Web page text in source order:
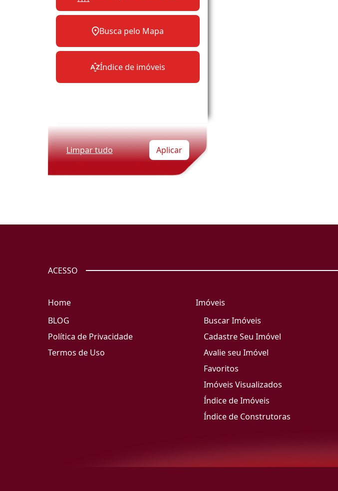
Busca pelo Mapa
Índice de imóveis
Limpar tudo Aplicar
ACESSO
Home
BLOG
Política de Privacidade
Termos de Uso
Imóveis
Buscar Imóveis
Cadastre Seu Imóvel
Avalie seu Imóvel
Favoritos
Imóveis Visualizados
Índice de Imóveis
Índice de Construtoras